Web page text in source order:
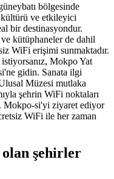
bölgesinde
ve etkileyici
bir destinasyondur.
kütüphaneler de dahil
WiFi erişimi sunmaktadır.
Mokpo Yat
gidin. Sanata ilgi
Müzesi mutlaka
şehrin WiFi noktaları
Mokpo-si'yi ziyaret ediyor
WiFi ile her zaman
olan şehirler